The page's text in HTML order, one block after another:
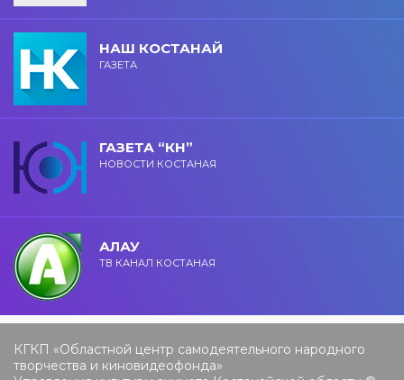
НАШ КОСТАНАЙ
ГАЗЕТА
ГАЗЕТА “КН”
НОВОСТИ КОСТАНАЯ
АЛАУ
ТВ КАНАЛ КОСТАНАЯ
КГКП «Областной центр самодеятельного народного
творчества и киновидеофонда»